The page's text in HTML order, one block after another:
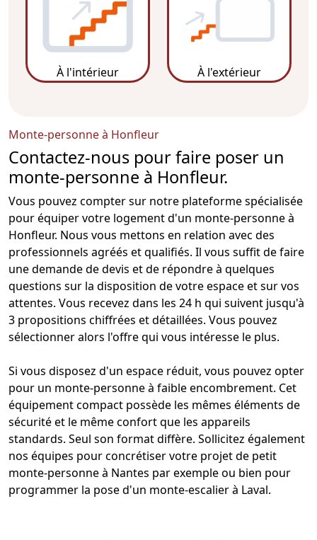
À l'intérieur À l'extérieur
Monte-personne à Honfleur
Contactez-nous pour faire poser un
monte-personne à Honfleur.
Vous pouvez compter sur notre plateforme spécialisée
pour équiper votre logement d'un monte-personne à
Honfleur. Nous vous mettons en relation avec des
professionnels agréés et qualifiés. Il vous suffit de faire
une demande de devis et de répondre à quelques
questions sur la disposition de votre espace et sur vos
attentes. Vous recevez dans les 24 h qui suivent jusqu'à
3 propositions chiffrées et détaillées. Vous pouvez
sélectionner alors l'offre qui vous intéresse le plus.
Si vous disposez d'un espace réduit, vous pouvez opter
pour un monte-personne à faible encombrement. Cet
équipement compact possède les mêmes éléments de
sécurité et le même confort que les appareils
standards. Seul son format diffère. Sollicitez également
nos équipes pour concrétiser votre projet de petit
monte-personneà Nantes par exemple ou bien pour
programmer la pose d'un monte-escalierà Laval.